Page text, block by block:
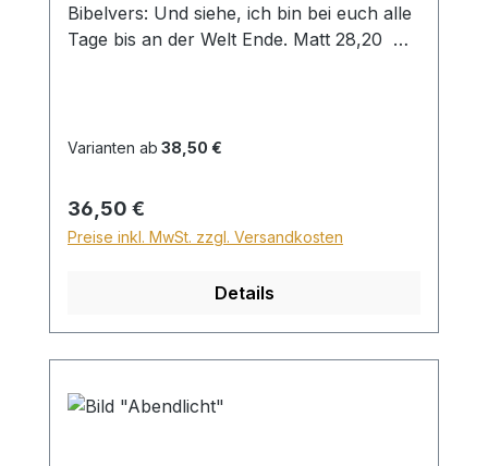
Bibelvers: Und siehe, ich bin bei euch alle
Tage bis an der Welt Ende. Matt 28,20
Zuschlag für Sperrgut in Höhe von
Ausland beträgt der Sperrgutzuschlag
30€.
Varianten ab 38,50 €
Regulärer Preis:
36,50 €
Preise inkl. MwSt. zzgl. Versandkosten
Details